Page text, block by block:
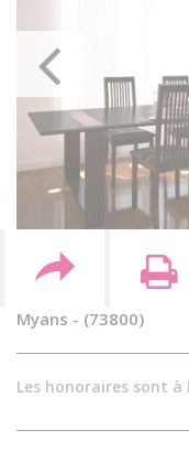
Myans - (73800)
Les honoraires sont